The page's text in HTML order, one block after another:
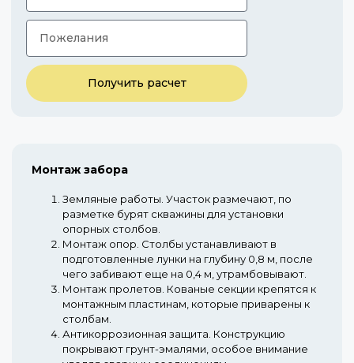
Получить расчет
Монтаж забора
Земляные работы. Участок размечают, по
разметке бурят скважины для установки
опорных столбов.
Монтаж опор. Столбы устанавливают в
подготовленные лунки на глубину 0,8 м, после
чего забивают еще на 0,4 м, утрамбовывают.
Монтаж пролетов. Кованые секции крепятся к
монтажным пластинам, которые приварены к
столбам.
Антикоррозионная защита. Конструкцию
покрывают грунт-эмалями, особое внимание